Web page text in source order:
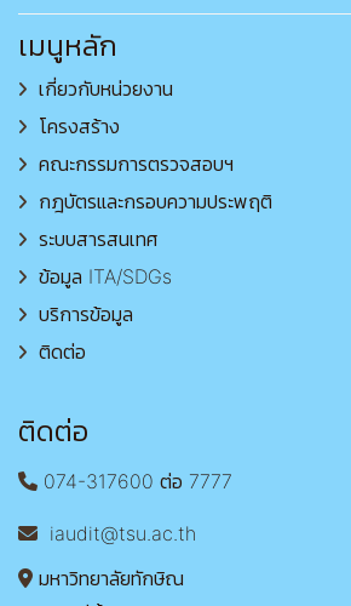
เมนูหลัก
เกี่ยวกับหน่วยงาน
โครงสร้าง
คณะกรรมการตรวจสอบฯ
กฎบัตรและกรอบความประพฤติ
ระบบสารสนเทศ
ข้อมูล ITA/SDGs
บริการข้อมูล
ติดต่อ
ติดต่อ
074-317600 ต่อ 7777
iaudit@tsu.ac.th
มหาวิทยาลัยทักษิณ